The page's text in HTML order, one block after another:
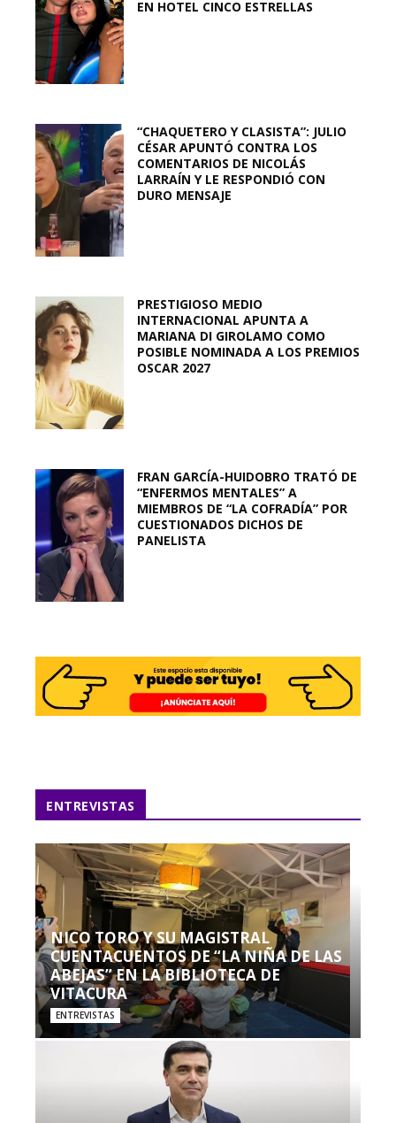
EN HOTEL CINCO ESTRELLAS
“CHAQUETERO Y CLASISTA”: JULIO
CÉSAR APUNTÓ CONTRA LOS
COMENTARIOS DE NICOLÁS
LARRAÍN Y LE RESPONDIÓ CON
DURO MENSAJE
PRESTIGIOSO MEDIO
INTERNACIONAL APUNTA A
MARIANA DI GIROLAMO COMO
POSIBLE NOMINADA A LOS PREMIOS
OSCAR 2027
FRAN GARCÍA-HUIDOBRO TRATÓ DE
“ENFERMOS MENTALES” A
MIEMBROS DE “LA COFRADÍA” POR
CUESTIONADOS DICHOS DE
PANELISTA
ENTREVISTAS
NICO TORO Y SU MAGISTRAL
CUENTACUENTOS DE “LA NIÑA DE LAS
ABEJAS” EN LA BIBLIOTECA DE
VITACURA
ENTREVISTAS